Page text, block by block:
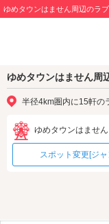
ゆめタウンはません周辺のラ
ゆめタウンはません周
半径4km圏内に15軒の
ゆめタウンはません
スポット変更[ジャ